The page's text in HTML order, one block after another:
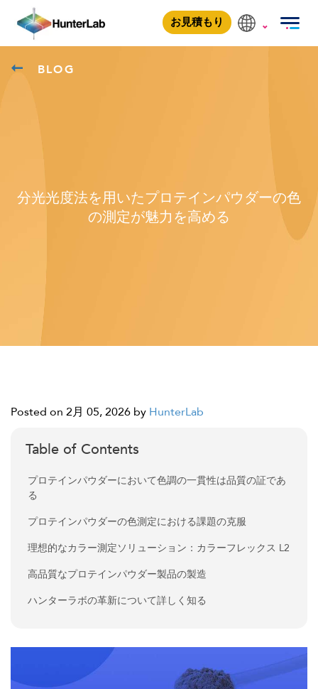
お見積もり
BLOG
分光光度法を用いたプロテインパウダーの色
の測定が魅力を高める
Posted on 2月 05, 2026 by HunterLab
Table of Contents
プロテインパウダーにおいて色調の一貫性は品質の証であ
る
プロテインパウダーの色測定における課題の克服
理想的なカラー測定ソリューション：カラーフレックス L2
高品質なプロテインパウダー製品の製造
ハンターラボの革新について詳しく知る